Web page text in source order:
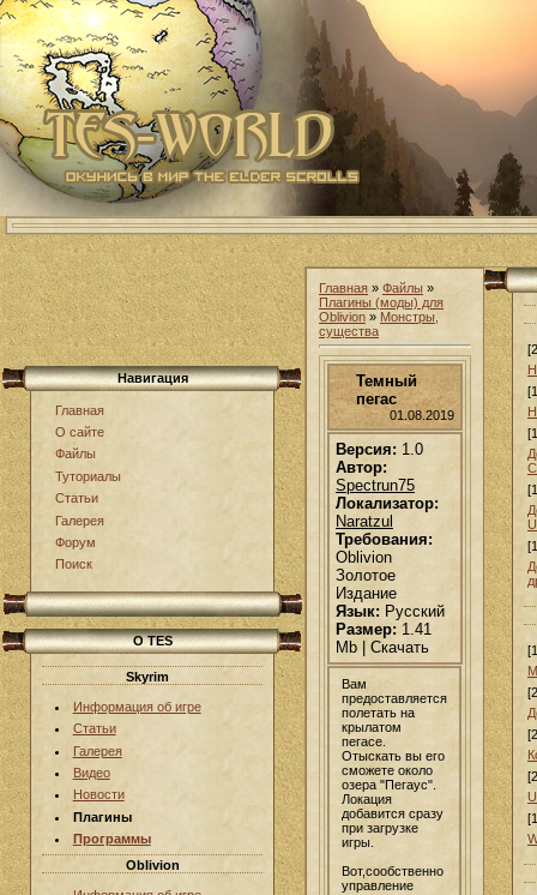
Навигация
Главная
О сайте
Файлы
Туториалы
Статьи
Галерея
Форум
Поиск
О TES
Skyrim
Информация об игре
Статьи
Галерея
Видео
Новости
Плагины
Программы
Oblivion
Главная » Файлы »
Плагины (моды) для
Oblivion » Монстры,
существа
Темный
пегас
01.08.2019
Версия: 1.0
Автор:
Spectrun75
Локализатор:
Naratzul
Требования:
Oblivion
Золотое
Издание
Язык: Русский
Размер: 1.41
Mb | Скачать
Вам
предоставляется
полетать на
крылатом
пегасе.
Отыскать вы его
сможете около
озера "Пегаус".
Локация
добавится сразу
при загрузке
игры.
Вот,сообственно
управление